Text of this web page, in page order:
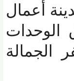
أعمال